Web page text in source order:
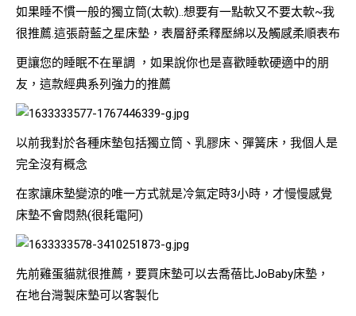
如果睡不慣一般的獨立筒(太軟)..想要有一點軟又不要太軟~我
很推薦.這張蔚藍之星床墊，表層舒柔釋壓綿以及觸感柔順表布
更讓您的睡眠不在單調 ，如果說你也是喜歡睡軟硬適中的朋
友，這款經典系列強力的推薦
以前我對於各種床墊包括獨立筒、乳膠床、彈簧床，我個人是
完全沒有概念
在家讓床墊變涼的唯一方式就是冷氣定時3小時，才慢慢感覺
床墊不會悶熱(很耗電阿)
先前雞蛋貓就很推薦，要買床墊可以去喬蓓比JoBaby床墊，
在地台灣製床墊可以客製化